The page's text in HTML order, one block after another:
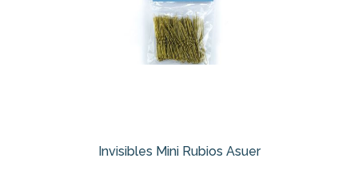
Invisibles Mini Rubios Asuer